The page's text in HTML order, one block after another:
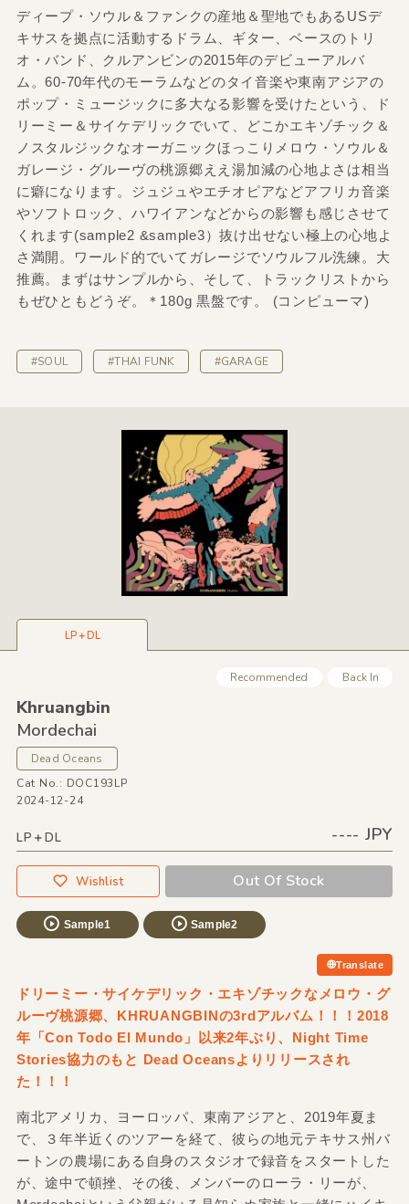
ディープ・ソウル＆ファンクの産地＆聖地でもあるUSデ
キサスを拠点に活動するドラム、ギター、ベースのトリ
オ・バンド、クルアンビンの2015年のデビューアルバ
ム。60-70年代のモーラムなどのタイ音楽や東南アジアの
ポップ・ミュージックに多大なる影響を受けたという、ド
リーミー＆サイケデリックでいて、どこかエキゾチック＆
ノスタルジックなオーガニックほっこりメロウ・ソウル＆
ガレージ・グルーヴの桃源郷ええ湯加減の心地よさは相当
に癖になります。ジュジュやエチオピアなどアフリカ音楽
やソフトロック、ハワイアンなどからの影響も感じさせて
くれます(sample2 &sample3）抜け出せない極上の心地よ
さ満開。ワールド的でいてガレージでソウルフル洗練。大
推薦。まずはサンプルから、そして、トラックリストから
もぜひともどうぞ。＊180g 黒盤です。 (コンピューマ)
#SOUL #THAI FUNK #GARAGE
LP＋DL
Recommended Back In
Khruangbin
Mordechai
Dead Oceans
Cat No.: DOC193LP
2024-12-24
LP＋DL ---- JPY
Wishlist Out Of Stock
Sample1 Sample2
Translate
ドリーミー・サイケデリック・エキゾチックなメロウ・グ
ルーヴ桃源郷、KHRUANGBINの3rdアルバム！！！2018
年「Con Todo El Mundo」以来2年ぶり、Night Time
Stories協力のもと Dead Oceansよりリリースされ
た！！！
南北アメリカ、ヨーロッパ、東南アジアと、2019年夏ま
で、３年半近くのツアーを経て、彼らの地元テキサス州バ
ートンの農場にある自身のスタジオで録音をスタートした
が、途中で頓挫、その後、メンバーのローラ・リーが、